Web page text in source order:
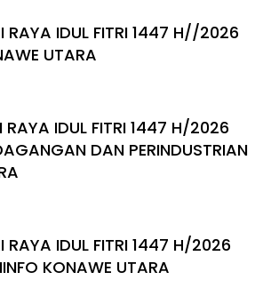
RAYA IDUL FITRI 1447 H//2026
UTARA
RAYA IDUL FITRI 1447 H/2026
DAN PERINDUSTRIAN
RAYA IDUL FITRI 1447 H/2026
KONAWE UTARA